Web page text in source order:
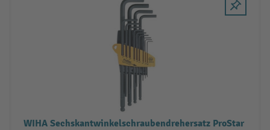
WIHA Sechskantwinkelschraubendrehersatz ProStar